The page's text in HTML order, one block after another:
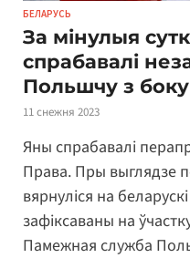
БЕЛАРУСЬ
За мінулыя
спрабавалі
Польшчу з
11 снежня 2023
Яны спрабавалі
Права. Пры выглядзе
вярнуліся на
зафіксаваны на
Памежная служба